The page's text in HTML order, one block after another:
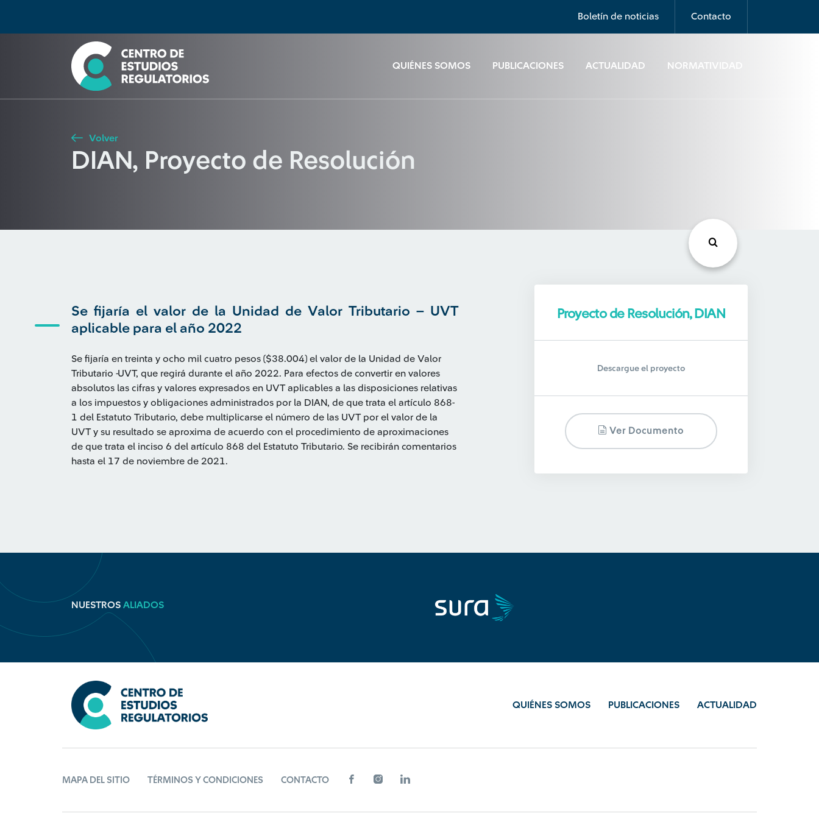
Boletín de noticias Contacto
QUIÉNES SOMOS PUBLICACIONES ACTUALIDAD NORMATIVIDAD
Seleccione país
Buscar
Volver
DIAN, Proyecto de Resolución
Se fijaría el valor de la Unidad de Valor Tributario – UVT
aplicable para el año 2022
Se fijaría en treinta y ocho mil cuatro pesos ($38.004) el valor de la Unidad de Valor
Tributario -UVT, que regirá durante el año 2022. Para efectos de convertir en valores
absolutos las cifras y valores expresados en UVT aplicables a las disposiciones relativas
a los impuestos y obligaciones administrados por la DIAN, de que trata el artículo 868-
1 del Estatuto Tributario, debe multiplicarse el número de las UVT por el valor de la
UVT y su resultado se aproxima de acuerdo con el procedimiento de aproximaciones
de que trata el inciso 6 del artículo 868 del Estatuto Tributario. Se recibirán comentarios
hasta el 17 de noviembre de 2021.
Proyecto de Resolución, DIAN
Descargue el proyecto
Ver Documento
NUESTROS ALIADOS
QUIÉNES SOMOS PUBLICACIONES ACTUALIDAD
MAPA DEL SITIO TÉRMINOS Y CONDICIONES CONTACTO